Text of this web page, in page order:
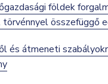
földek
törvénnyel összefüggő
és átmeneti